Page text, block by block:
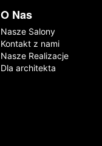
O Nas
Nasze Salony
Kontakt z nami
Nasze Realizacje
Dla architekta